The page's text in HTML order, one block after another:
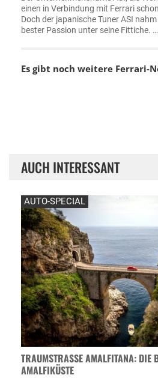
einen in Verbindung mit Ferrari
Doch der japanische Tuner ASI
bester Passion unter seine Fittiche. …
Es gibt noch weitere Ferrari-
AUCH INTERESSANT
AUTO-SPECIAL
TRAUMSTRASSE AMALFITANA: DIE
MALFIKÜSTE